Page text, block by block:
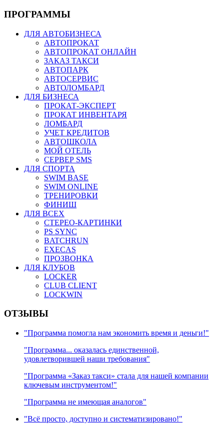
ПРОГРАММЫ
ДЛЯ АВТОБИЗНЕСА
АВТОПРОКАТ
АВТОПРОКАТ ОНЛАЙН
ЗАКАЗ ТАКСИ
АВТОПАРК
АВТОСЕРВИС
АВТОЛОМБАРД
ДЛЯ БИЗНЕСА
ПРОКАТ-ЭКСПЕРТ
ПРОКАТ ИНВЕНТАРЯ
ЛОМБАРД
УЧЕТ КРЕДИТОВ
АВТОШКОЛА
МОЙ ОТЕЛЬ
СЕРВЕР SMS
ДЛЯ СПОРТА
SWIM BASE
SWIM ONLINE
ТРЕНИРОВКИ
ФИНИШ
ДЛЯ ВСЕХ
СТЕРЕО-КАРТИНКИ
PS SYNC
BATCHRUN
EXECAS
ПРОЗВОНКА
ДЛЯ КЛУБОВ
LOCKER
CLUB CLIENT
LOCKWIN
ОТЗЫВЫ
"Программа помогла нам экономить время и деньги!"
"Программа... оказалась единственной,
удовлетворившей наши требования"
"Программа «Заказ такси» стала для нашей компании
ключевым инструментом!"
"Программа не имеющая аналогов"
"Всё просто, доступно и систематизировано!"